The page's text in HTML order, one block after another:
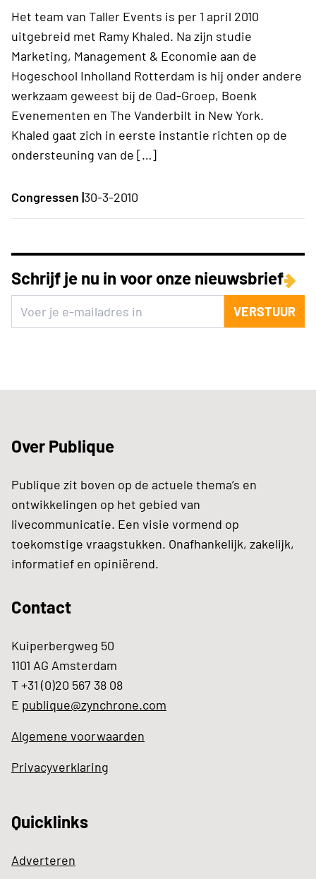
Het team van Taller Events is per 1 april 2010
uitgebreid met Ramy Khaled. Na zijn studie
Marketing, Management & Economie aan de
Hogeschool Inholland Rotterdam is hij onder andere
werkzaam geweest bij de Oad-Groep, Boenk
Evenementen en The Vanderbilt in New York.
Khaled gaat zich in eerste instantie richten op de
ondersteuning van de […]
Congressen |30-3-2010
Schrijf je nu in voor onze nieuwsbrief
VERSTUUR
Over Publique
Publique zit boven op de actuele thema’s en
ontwikkelingen op het gebied van
livecommunicatie. Een visie vormend op
toekomstige vraagstukken. Onafhankelijk, zakelijk,
informatief en opiniërend.
Contact
Kuiperbergweg 50
1101 AG Amsterdam
T +31 (0)20 567 38 08
E publique@zynchrone.com
Algemene voorwaarden
Privacyverklaring
Quicklinks
Adverteren